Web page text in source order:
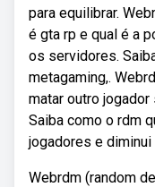
para equilibrar.
é gta rp e qual é a
os servidores.
metagaming,.
matar outro
Saiba como o rdm
jogadores e diminui
Webrdm (random